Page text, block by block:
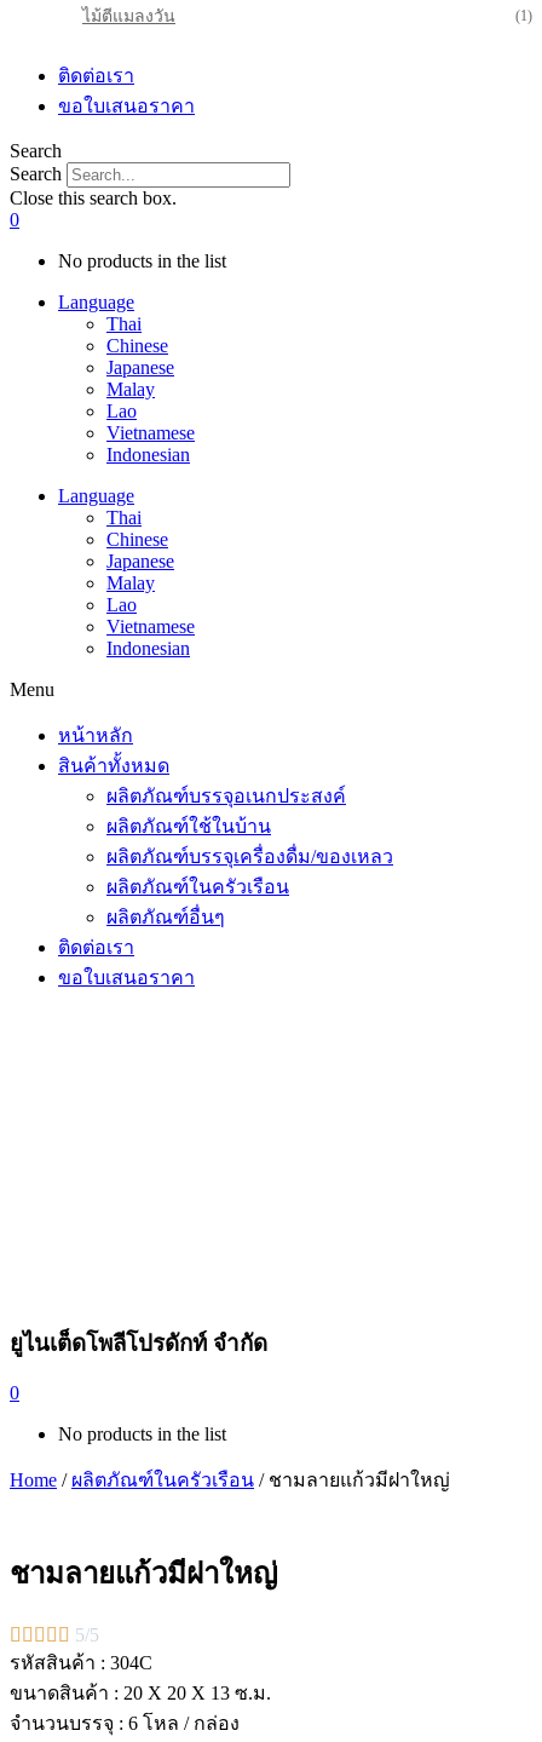
ไม้ตีแมลงวัน (1)
ติดต่อเรา
ขอใบเสนอราคา
Search
Search
Close this search box.
0
No products in the list
Language
Thai
Chinese
Japanese
Malay
Lao
Vietnamese
Indonesian
Language
Thai
Chinese
Japanese
Malay
Lao
Vietnamese
Indonesian
Menu
หน้าหลัก
สินค้าทั้งหมด
ผลิตภัณฑ์บรรจุอเนกประสงค์
ผลิตภัณฑ์ใช้ในบ้าน
ผลิตภัณฑ์บรรจุเครื่องดื่ม/ของเหลว
ผลิตภัณฑ์ในครัวเรือน
ผลิตภัณฑ์อื่นๆ
ติดต่อเรา
ขอใบเสนอราคา
ยูไนเต็ดโพลีโปรดักท์ จำกัด
0
No products in the list
Home / ผลิตภัณฑ์ในครัวเรือน / ชามลายแก้วมีฝาใหญ่
ชามลายแก้วมีฝาใหญ่
     5/5
รหัสสินค้า : 304C
ขนาดสินค้า : 20 X 20 X 13 ซ.ม.
จำนวนบรรจุ : 6 โหล / กล่อง